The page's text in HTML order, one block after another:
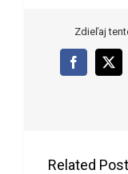
Zdieľaj
Facebook
X
Related